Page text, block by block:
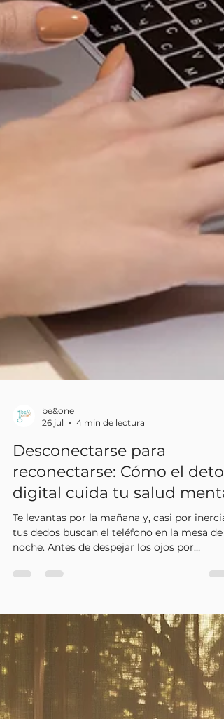
26 jul
4 min de lectura
Desconectarse para
tus dedos buscan el teléfono en la mesa de
noche. Antes de despejar los ojos por
completo, tu mente ya está procesando
decenas de notificaciones, titulares de
noticias y actualizaciones de personas que
vez ni conoces. Para cuando pones un pie
fuera de la cama, tu sistema nervioso ya ha